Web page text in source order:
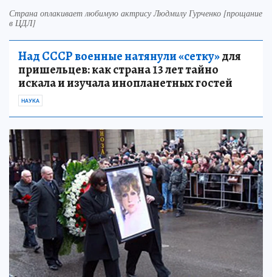
Страна оплакивает любимую актрису Людмилу Гурченко [прощание
в ЦДЛ]
Над СССР военные натянули «сетку»для
пришельцев: как страна 13 лет тайно
искала и изучала инопланетных гостей
НАУКА